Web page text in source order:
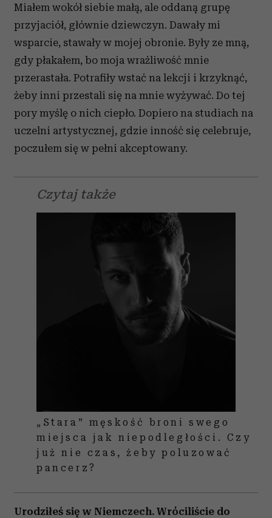
Miałem wokół siebie małą, ale oddaną grupę
przyjaciół, głównie dziewczyn. Dawały mi
wsparcie, stawały w mojej obronie. Były ze mną,
gdy płakałem, bo moja wrażliwość mnie
przerastała. Potrafiły wstać na lekcji i krzyknąć,
żeby inni przestali się na mnie wyżywać. Do tej
pory myślę o nich ciepło. Dopiero na studiach na
uczelni artystycznej, gdzie inność się celebruje,
poczułem się w pełni akceptowany.
Czytaj także
„Stara” męskość broni swego
miejsca jak niepodległości. Czy
już nie czas, żeby poluzować
pancerz?
Urodziłeś się w Niemczech. Wróciliście do